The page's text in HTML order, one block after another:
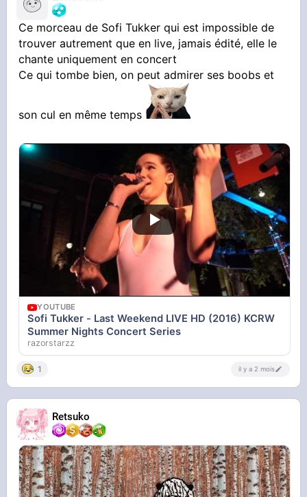
Ce morceau de Sofi Tukker qui est impossible de
trouver autrement que en live, jamais édité, elle le
chante uniquement en concert
Ce qui tombe bien, on peut admirer ses boobs et
son cul en même temps
YOUTUBE
Sofi Tukker - Last Weekend LIVE HD (2016) KCRW
Summer Nights Concert Series
razorstarzz
1 il y a 2 mois
Retsuko